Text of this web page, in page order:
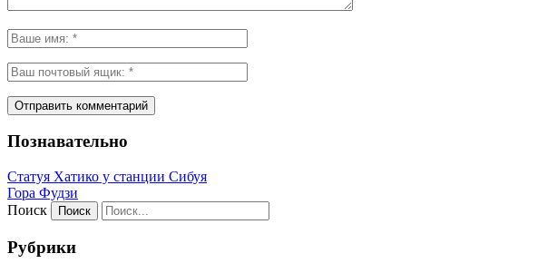
Познавательно
Статуя Хатико у станции Сибуя
Гора Фудзи
Поиск
Рубрики